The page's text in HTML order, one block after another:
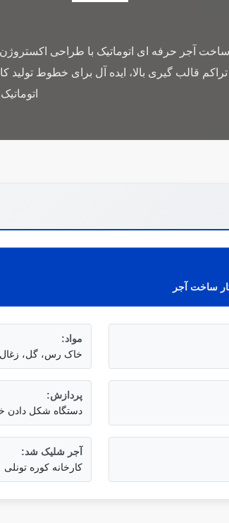
آجر حرفه ای اتوماتیک با طراحی اکستروژن
قالب گیری بالا، ایده آل برای خطوط تولید
مواد:
خاک رس، گل،
پردازش:
دستگاه شکل دادن
آجر شلیک شد:
کارخانه کوره تونلی